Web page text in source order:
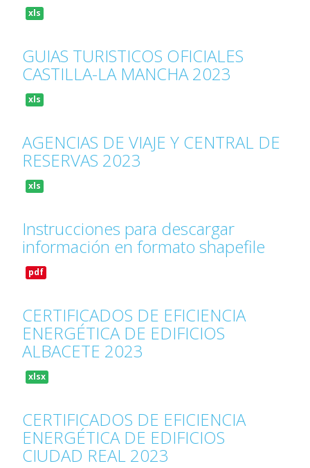
xls
GUIAS TURISTICOS OFICIALES
CASTILLA-LA MANCHA 2023
xls
AGENCIAS DE VIAJE Y CENTRAL DE
RESERVAS 2023
xls
Instrucciones para descargar
información en formato shapefile
pdf
CERTIFICADOS DE EFICIENCIA
ENERGÉTICA DE EDIFICIOS
ALBACETE 2023
xlsx
CERTIFICADOS DE EFICIENCIA
ENERGÉTICA DE EDIFICIOS
CIUDAD REAL 2023